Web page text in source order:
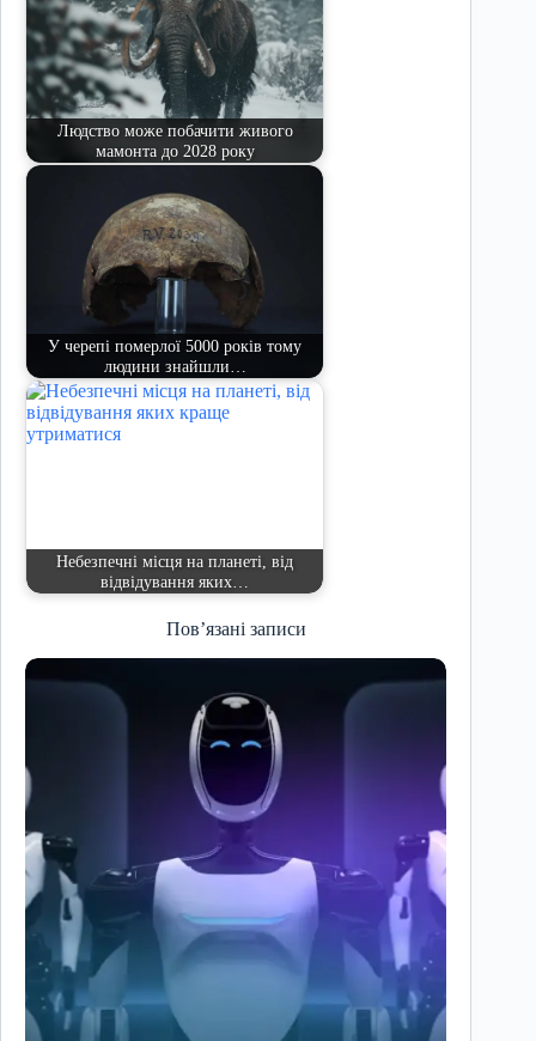
Людство може побачити живого
мамонта до 2028 року
У черепі померлої 5000 років тому
людини знайшли…
Небезпечні місця на планеті, від
відвідування яких…
Пов’язані записи